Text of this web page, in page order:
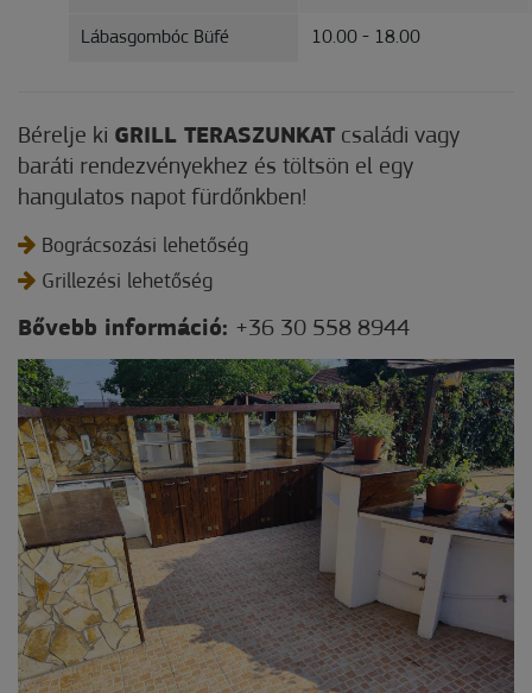
Lábasgombóc Büfé 10.00 - 18.00
Bérelje ki GRILL TERASZUNKAT családi vagy
baráti rendezvényekhez és töltsön el egy
hangulatos napot fürdőnkben!
Bográcsozási lehetőség
Grillezési lehetőség
Bővebb információ: +36 30 558 8944